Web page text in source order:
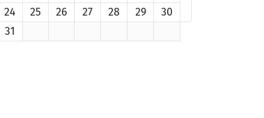
24
25 26 27 28 29
30
31